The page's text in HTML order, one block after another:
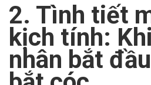
2. Tình tiết
kịch tính:
nhân bắt